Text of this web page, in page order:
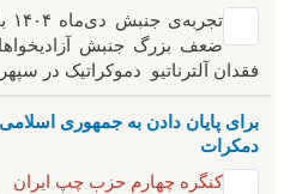
تجربه‌ی
ضعف بزرگ جنبش آزادیخواهانه
فقدان آلترناتیو دموکراتیک در
برای پایان دادن به جمهوری اسلامی
دمکرات
کنگره چهارم حزب چپ ایران